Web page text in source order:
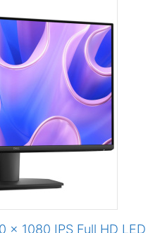
x 1080 IPS Full HD LED